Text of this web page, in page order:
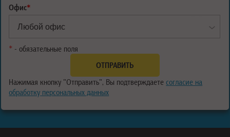
Офис*
* - обязательные поля
Нажимая кнопку "Отправить", Вы подтверждаете согласие на
обработку персональных данных